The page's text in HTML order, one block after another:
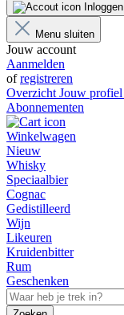
Inloggen
Menu sluiten
Jouw account
Aanmelden
ofregistreren
Overzicht Jouw profiel
Abonnementen
Winkelwagen
Nieuw
Whisky
Speciaalbier
Cognac
Gedistilleerd
Wijn
Likeuren
Kruidenbitter
Rum
Geschenken